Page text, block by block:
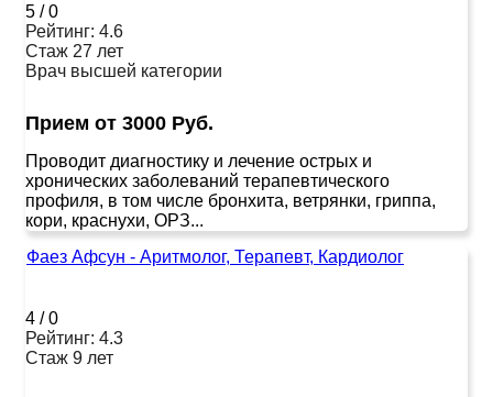
5 /0
Рейтинг: 4.6
Стаж 27 лет
Врач высшей категории
Прием от 3000 Руб.
Проводит диагностику и лечение острых и
хронических заболеваний терапевтического
профиля, в том числе бронхита, ветрянки, гриппа,
кори, краснухи, ОРЗ...
Фаез Афсун - Аритмолог, Терапевт, Кардиолог
4 /0
Рейтинг: 4.3
Стаж 9 лет